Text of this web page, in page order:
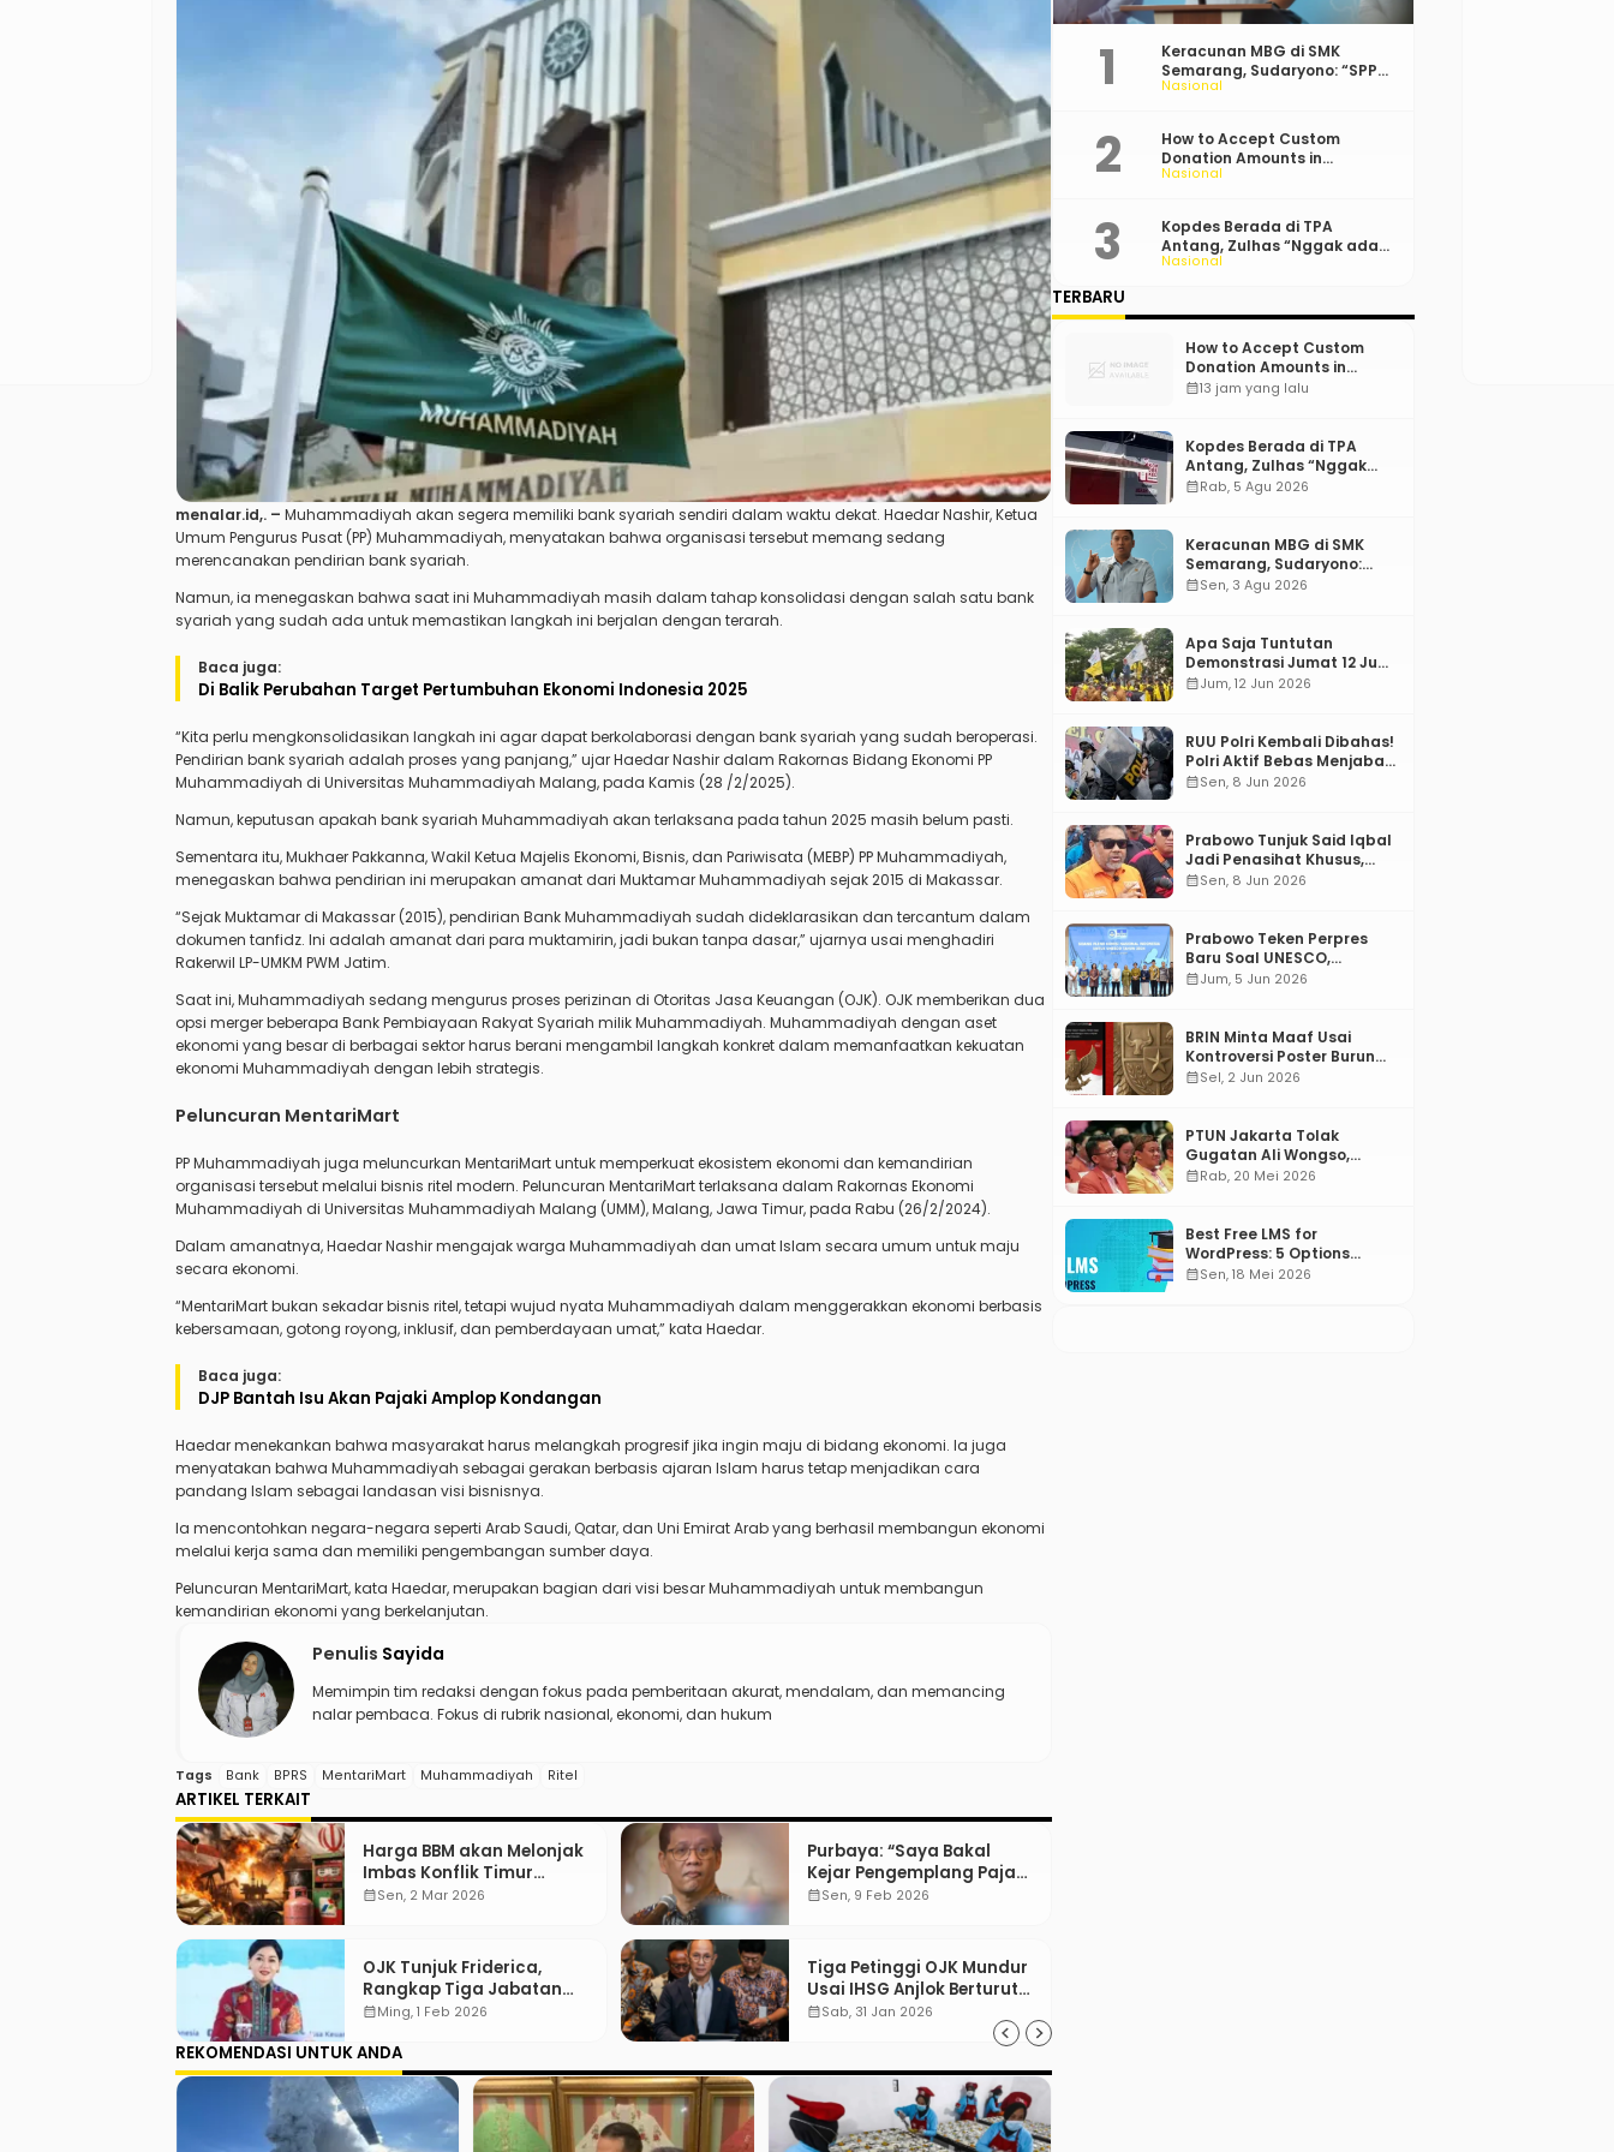
menalar.id,. – Muhammadiyah akan segera memiliki bank syariah sendiri dalam waktu dekat. Haedar Nashir, Ketua
Umum Pengurus Pusat (PP) Muhammadiyah, menyatakan bahwa organisasi tersebut memang sedang
merencanakan pendirian bank syariah.
Namun, ia menegaskan bahwa saat ini Muhammadiyah masih dalam tahap konsolidasi dengan salah satu bank
syariah yang sudah ada untuk memastikan langkah ini berjalan dengan terarah.
Baca juga:
Di Balik Perubahan Target Pertumbuhan Ekonomi Indonesia 2025
“Kita perlu mengkonsolidasikan langkah ini agar dapat berkolaborasi dengan bank syariah yang sudah beroperasi.
Pendirian bank syariah adalah proses yang panjang,” ujar Haedar Nashir dalam Rakornas Bidang Ekonomi PP
Muhammadiyah di Universitas Muhammadiyah Malang, pada Kamis (28 /2/2025).
Namun, keputusan apakah bank syariah Muhammadiyah akan terlaksana pada tahun 2025 masih belum pasti.
Sementara itu, Mukhaer Pakkanna, Wakil Ketua Majelis Ekonomi, Bisnis, dan Pariwisata (MEBP) PP Muhammadiyah,
menegaskan bahwa pendirian ini merupakan amanat dari Muktamar Muhammadiyah sejak 2015 di Makassar.
“Sejak Muktamar di Makassar (2015), pendirian Bank Muhammadiyah sudah dideklarasikan dan tercantum dalam
dokumen tanfidz. Ini adalah amanat dari para muktamirin, jadi bukan tanpa dasar,” ujarnya usai menghadiri
Rakerwil LP-UMKM PWM Jatim.
Saat ini, Muhammadiyah sedang mengurus proses perizinan di Otoritas Jasa Keuangan (OJK). OJK memberikan dua
opsi merger beberapa Bank Pembiayaan Rakyat Syariah milik Muhammadiyah. Muhammadiyah dengan aset
ekonomi yang besar di berbagai sektor harus berani mengambil langkah konkret dalam memanfaatkan kekuatan
ekonomi Muhammadiyah dengan lebih strategis.
Peluncuran MentariMart
PP Muhammadiyah juga meluncurkan MentariMart untuk memperkuat ekosistem ekonomi dan kemandirian
organisasi tersebut melalui bisnis ritel modern. Peluncuran MentariMart terlaksana dalam Rakornas Ekonomi
Muhammadiyah di Universitas Muhammadiyah Malang (UMM), Malang, Jawa Timur, pada Rabu (26/2/2024).
Dalam amanatnya, Haedar Nashir mengajak warga Muhammadiyah dan umat Islam secara umum untuk maju
secara ekonomi.
“MentariMart bukan sekadar bisnis ritel, tetapi wujud nyata Muhammadiyah dalam menggerakkan ekonomi berbasis
kebersamaan, gotong royong, inklusif, dan pemberdayaan umat,” kata Haedar.
Baca juga:
DJP Bantah Isu Akan Pajaki Amplop Kondangan
Haedar menekankan bahwa masyarakat harus melangkah progresif jika ingin maju di bidang ekonomi. Ia juga
menyatakan bahwa Muhammadiyah sebagai gerakan berbasis ajaran Islam harus tetap menjadikan cara
pandang Islam sebagai landasan visi bisnisnya.
Ia mencontohkan negara-negara seperti Arab Saudi, Qatar, dan Uni Emirat Arab yang berhasil membangun ekonomi
melalui kerja sama dan memiliki pengembangan sumber daya.
Peluncuran MentariMart, kata Haedar, merupakan bagian dari visi besar Muhammadiyah untuk membangun
kemandirian ekonomi yang berkelanjutan.
Penulis Sayida
Memimpin tim redaksi dengan fokus pada pemberitaan akurat, mendalam, dan memancing
nalar pembaca. Fokus di rubrik nasional, ekonomi, dan hukum
Tags Bank BPRS MentariMart Muhammadiyah Ritel
ARTIKEL TERKAIT
Harga BBM akan Melonjak
Imbas Konflik Timur
Tengah
calendar_monthSen, 2 Mar 2026
Purbaya: “Saya Bakal
Kejar Pengemplang Pajak,
Hati-Hati”
calendar_monthSen, 9 Feb 2026
OJK Tunjuk Friderica,
Rangkap Tiga Jabatan
Sekaligus di Dewan
calendar_monthMing, 1 Feb 2026
Tiga Petinggi OJK Mundur
Usai IHSG Anjlok Berturut-
Turut
calendar_monthSab, 31 Jan 2026
REKOMENDASI UNTUK ANDA
Nasional
Keracunan MBG di SMK
Semarang, Sudaryono: “SPPG
Harus Bertanggung Jawab!”
Nasional
How to Accept Custom
Donation Amounts in
WordPress with Stripe
Nasional
Kopdes Berada di TPA
Antang, Zulhas “Nggak ada
Lahan!”
TERBARU
How to Accept Custom
Donation Amounts in
WordPress with Stripe
calendar_month13 jam yang lalu
Kopdes Berada di TPA
Antang, Zulhas “Nggak
ada Lahan!”
calendar_monthRab, 5 Agu 2026
Keracunan MBG di SMK
Semarang, Sudaryono:
“SPPG Harus Bertanggung
calendar_monthSen, 3 Agu 2026
Apa Saja Tuntutan
Demonstrasi Jumat 12 Juni
2026?
calendar_monthJum, 12 Jun 2026
RUU Polri Kembali Dibahas!
Polri Aktif Bebas Menjabat
Di Manapun
calendar_monthSen, 8 Jun 2026
Prabowo Tunjuk Said Iqbal
Jadi Penasihat Khusus,
Mengapa?
calendar_monthSen, 8 Jun 2026
Prabowo Teken Perpres
Baru Soal UNESCO,
Tentang Apa?
calendar_monthJum, 5 Jun 2026
BRIN Minta Maaf Usai
Kontroversi Poster Burung
Garuda
calendar_monthSel, 2 Jun 2026
PTUN Jakarta Tolak
Gugatan Ali Wongso,
Misbakhun: Ini hadiah
calendar_monthRab, 20 Mei 2026
Best Free LMS for
WordPress: 5 Options
Compared for 2026
calendar_monthSen, 18 Mei 2026